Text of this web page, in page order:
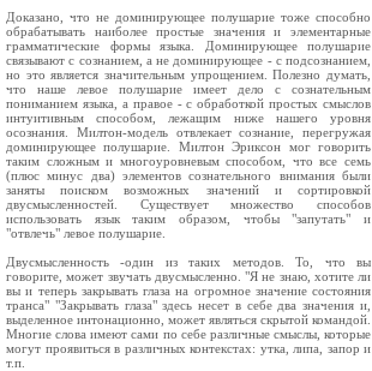
Доказано, что не доминирующее полушарие тоже способно
обрабатывать наиболее простые значения и элементарные
грамматические формы языка. Доминирующее полушарие
связывают с сознанием, а не доминирующее - с подсознанием,
но это является значительным упрощением. Полезно думать,
что наше левое полушарие имеет дело с сознательным
пониманием языка, а правое - с обработкой простых смыслов
интуитивным способом, лежащим ниже нашего уровня
осознания. Милтон-модель отвлекает сознание, перегружая
доминирующее полушарие. Милтон Эриксон мог говорить
таким сложным и многоуровневым способом, что все семь
(плюс минус два) элементов сознательного внимания были
заняты поиском возможных значений и сортировкой
двусмысленностей. Существует множество способов
использовать язык таким образом, чтобы "запутать" и
"отвлечь" левое полушарие.
Двусмысленность -один из таких методов. То, что вы
говорите, может звучать двусмысленно. "Я не знаю, хотите ли
вы и теперь закрывать глаза на огромное значение состояния
транса" "Закрывать глаза" здесь несет в себе два значения и,
выделенное интонационно, может являться скрытой командой.
Многие слова имеют сами по себе различные смыслы, которые
могут проявиться в различных контекстах: утка, липа, запор и
т.п.